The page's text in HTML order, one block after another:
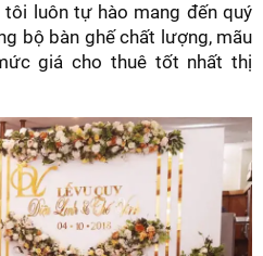
luôn tự hào mang đến quý
bộ bàn ghế chất lượng, mãu
giá cho thuê tốt nhất thị